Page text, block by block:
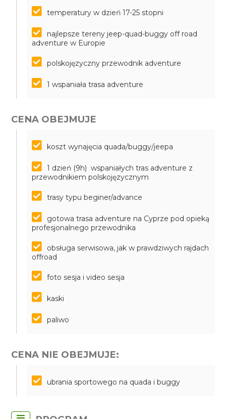
temperatury w dzień 17-25 stopni
najlepsze tereny jeep-quad-buggy off road
adventure w Europie
polskojęzyczny przewodnik adventure
1 wspaniała trasa adventure
CENA OBEJMUJE
koszt wynajęcia quada/buggy/jeepa
1 dzień (9h) wspaniałych tras adventure z
przewodnikiem polskojęzycznym
trasy typu beginer/advance
gotowa trasa adventure na Cyprze pod opieką
profesjonalnego przewodnika
obsługa serwisowa, jak w prawdziwych rajdach
offroad
foto sesja i video sesja
kaski
paliwo
CENA NIE OBEJMUJE:
ubrania sportowego na quada i buggy